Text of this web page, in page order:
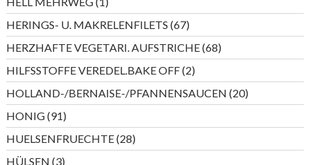
Produkt
HERINGS- U. MAKRELENFILETS 6767
Produkte
HERZHAFTE VEGETARI. AUFSTRICHE 6868
Produkte
HILFSSTOFFE VEREDEL.BAKE OFF 22
Produkte
HOLLAND-/BERNAISE-/PFANNENSAUCEN 2020
Produkte
HONIG 9191
Produkte
HUELSENFRUECHTE 2828
Produkte
HÜLSEN 33